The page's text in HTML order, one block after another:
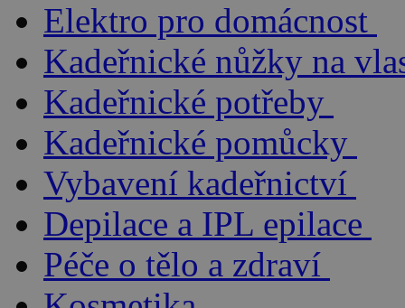
Elektro pro domácnost
Kadeřnické nůžky na
Kadeřnické potřeby
Kadeřnické pomůcky
Vybavení kadeřnictví
Depilace a IPL epilace
Péče o tělo a zdraví